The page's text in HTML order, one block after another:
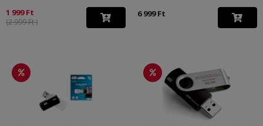
1 999 Ft
(2 999 Ft )
6 999 Ft